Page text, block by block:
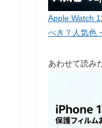
Apple Watch
べき？人気色
あわせて読み